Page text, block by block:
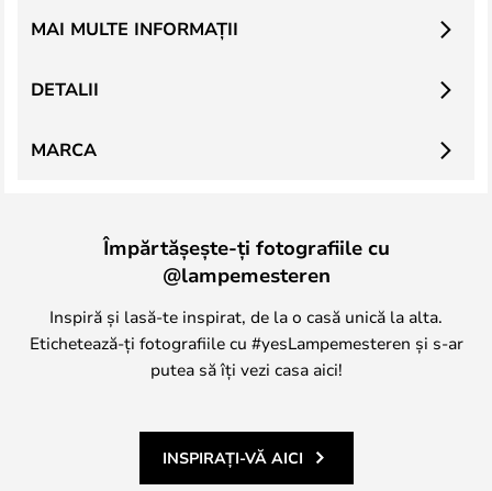
DETALII
MAI MULTE INFORMAȚII
MARCA
Împărtășește-ți fotografiile cu
@lampemesteren
Inspiră și lasă-te inspirat, de la o casă unică la alta.
Etichetează-ți fotografiile cu #yesLampemesteren și s-ar
putea să îți vezi casa aici!
INSPIRAȚI-VĂ AICI